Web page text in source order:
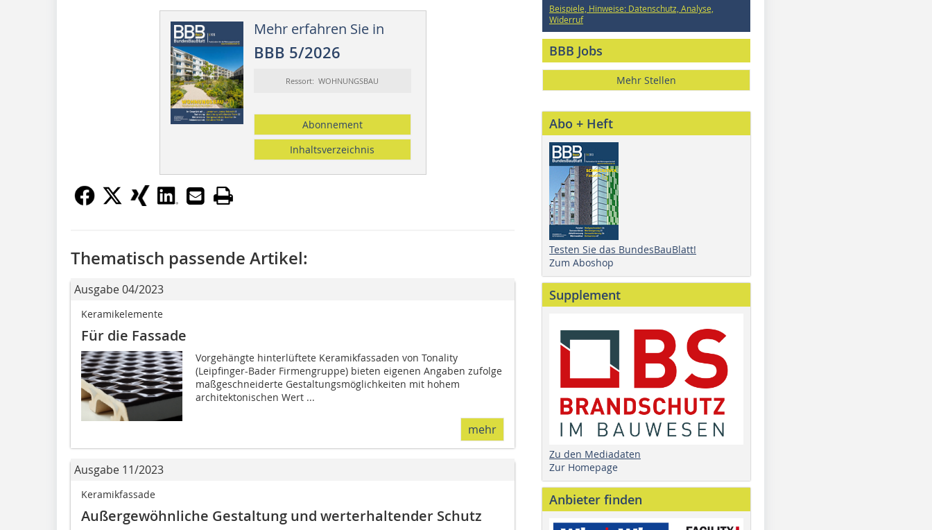
Mehr erfahren Sie in
BBB 5/2026
Ressort: WOHNUNGSBAU
Abonnement
Inhaltsverzeichnis
Thematisch passende Artikel:
Ausgabe 04/2023
Keramikelemente
Für die Fassade
Vorgehängte hinterlüftete Keramikfassaden von Tonality
(Leipfinger-Bader Firmengruppe) bieten eigenen Angaben zufolge
maßgeschneiderte Gestaltungsmöglichkeiten mit hohem
architektonischen Wert ...
mehr
Ausgabe 11/2023
Keramikfassade
Außergewöhnliche Gestaltung und werterhaltender Schutz
Beispiele, Hinweise: Datenschutz, Analyse,
Widerruf
BBB Jobs
Mehr Stellen
Abo + Heft
Testen Sie das BundesBauBlatt!
Zum Aboshop
Supplement
Zu den Mediadaten
Zur Homepage
Anbieter finden